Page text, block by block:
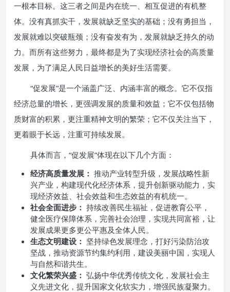
一根本目标。这三者之间是内在统一、相互促进的有机整
体。没有真抓实干，发展就缺乏坚实的基础；没有勇担当，
发展就难以突破瓶颈；没有奋发有为，发展就缺乏持久的动
力。而所有这些努力，最终都是为了实现经济社会的高质量
发展，为了满足人民日益增长的美好生活需要。
“促发展”是一个涵盖广泛、内涵丰富的概念。它不仅指
经济总量的增长，更强调发展的质量和效益；它不仅包括物
质财富的积累，更注重精神文明的繁荣；它不仅关注当下，
更着眼于长远，注重可持续发展。
具体而言，“促发展”体现在以下几个方面：
经济高质量发展： 推动产业转型升级，发展战略性新
兴产业，构建现代化经济体系，提升创新驱动能力，实
现经济效益、社会效益和生态效益的有机统一。
社会全面进步： 持续改善民生福祉，促进教育公平，
健全医疗保障体系，完善社会治理，实现共同富裕，让
发展成果更多更公平惠及全体人民。
生态文明建设： 坚持绿色发展理念，打好污染防治攻
坚战，推动资源节约集约利用，建设美丽中国，实现人
与自然和谐共生。
文化繁荣兴盛： 弘扬中华优秀传统文化，发展社会主
义先进文化，提升国家文化软实力，增强民族凝聚力。